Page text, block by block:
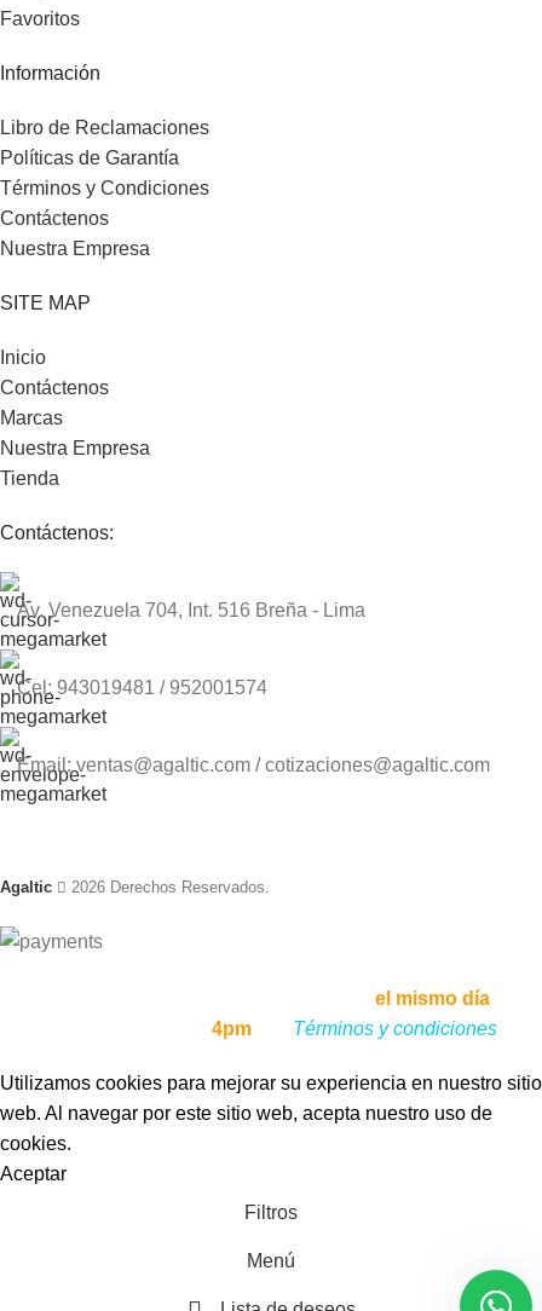
Favoritos
Información
Libro de Reclamaciones
Políticas de Garantía
Términos y Condiciones
Contáctenos
Nuestra Empresa
SITE MAP
Inicio
Contáctenos
Marcas
Nuestra Empresa
Tienda
Contáctenos:
Av. Venezuela 704, Int. 516 Breña - Lima
Cel: 943019481 / 952001574
Email: ventas@agaltic.com / cotizaciones@agaltic.com
Agaltic 2026 Derechos Reservados.
el mismo día, si lo
4pm, Términos y condiciones
Utilizamos cookies para mejorar su experiencia en nuestro sitio
web. Al navegar por este sitio web, acepta nuestro uso de
cookies.
Aceptar
Filtros
Menú